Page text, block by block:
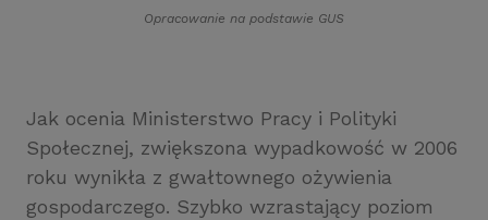
Opracowanie na podstawie GUS
Jak ocenia Ministerstwo Pracy i Polityki
Społecznej, zwiększona wypadkowość w 2006
roku wynikła z gwałtownego ożywienia
gospodarczego. Szybko wzrastający poziom